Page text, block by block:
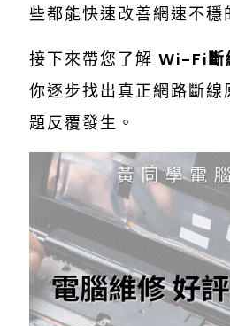
些都能快速改善網速不穩
接下來帶您了解 Wi-Fi斷
你逐步找出真正網路斷線
題反覆發生。